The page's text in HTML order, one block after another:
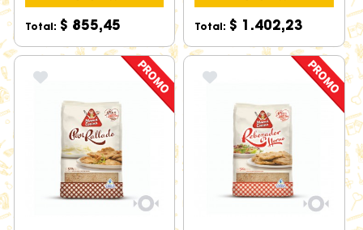
Total: $ 855,45 Total: $ 1.402,23